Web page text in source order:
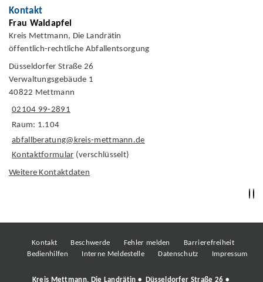
Kontakt
Frau Waldapfel
Kreis Mettmann, Die Landrätin
öffentlich-rechtliche Abfallentsorgung
Düsseldorfer Straße 26
Verwaltungsgebäude 1
40822 Mettmann
02104 99-2891
Raum: 1.104
abfallberatung@kreis-mettmann.de
Kontaktformular (verschlüsselt)
Weitere Kontaktdaten
Kontakt Beschwerde Fehler melden
Barrierefreiheit
Bedienhilfen
Interne Meldestelle Datenschutz Impressum
Kreis Mettmann, Die Landrätin • Düsseldorfer Straße 26 •